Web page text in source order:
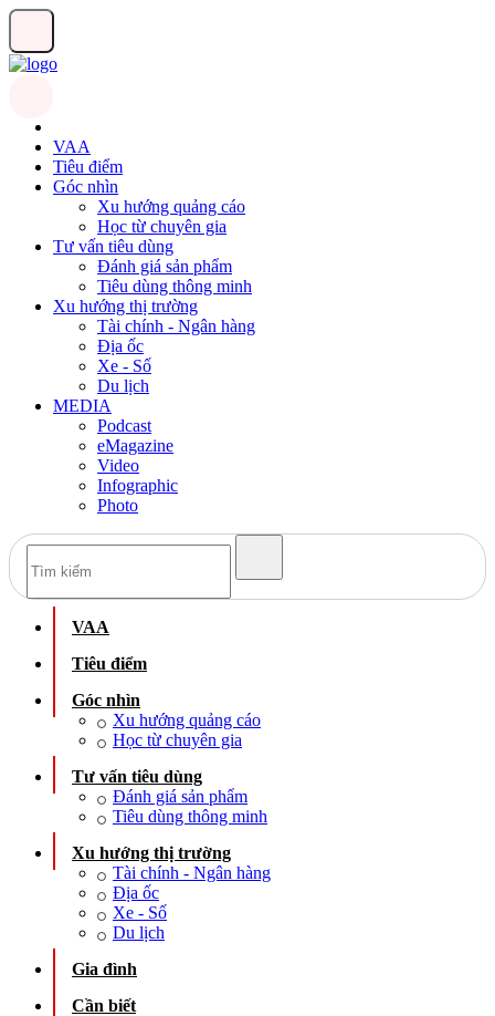
VAA
Tiêu điểm
Góc nhìn
Xu hướng quảng cáo
Học từ chuyên gia
Tư vấn tiêu dùng
Đánh giá sản phẩm
Tiêu dùng thông minh
Xu hướng thị trường
Tài chính - Ngân hàng
Địa ốc
Xe - Số
Du lịch
MEDIA
Podcast
eMagazine
Video
Infographic
Photo
VAA
Tiêu điểm
Góc nhìn
Xu hướng quảng cáo
Học từ chuyên gia
Tư vấn tiêu dùng
Đánh giá sản phẩm
Tiêu dùng thông minh
Xu hướng thị trường
Tài chính - Ngân hàng
Địa ốc
Xe - Số
Du lịch
Gia đình
Cần biết